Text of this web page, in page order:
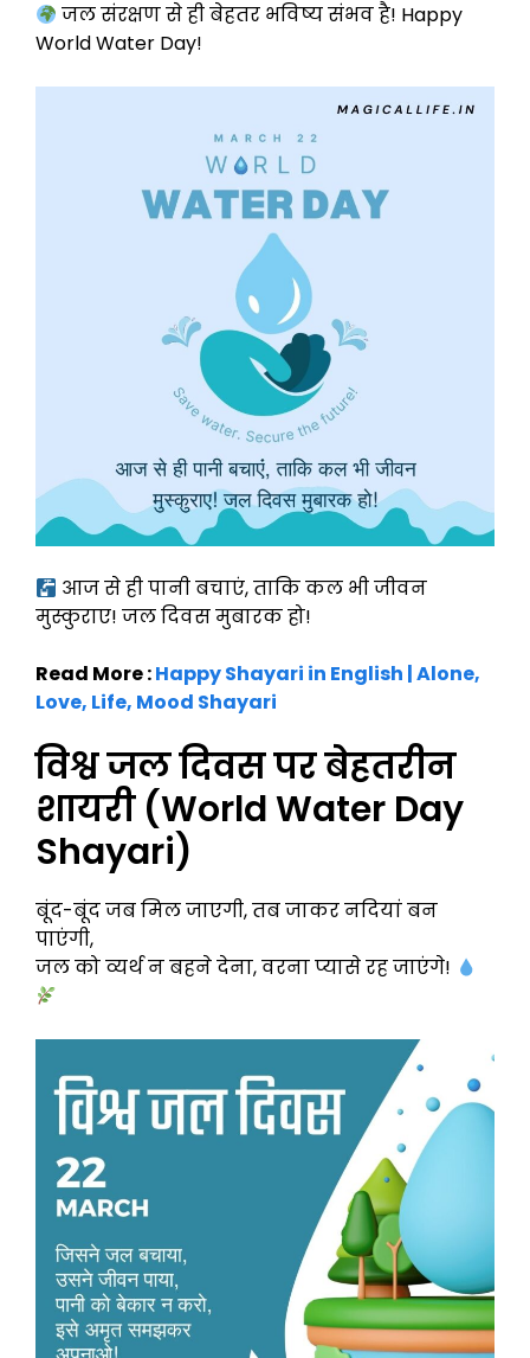
जल संरक्षण से ही बेहतर भविष्य संभव है! Happy
World Water Day!
आज से ही पानी बचाएं, ताकि कल भी जीवन
मुस्कुराए! जल दिवस मुबारक हो!
Read More :Happy Shayari in English | Alone,
Love, Life, Mood Shayari
विश्व जल दिवस पर बेहतरीन
शायरी (World Water Day
Shayari)
बूंद-बूंद जब मिल जाएगी, तब जाकर नदियां बन
पाएंगी,
जल को व्यर्थ न बहने देना, वरना प्यासे रह जाएंगे!